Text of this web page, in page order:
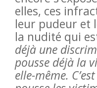
elles, ces
leur pudeur et
la nudité qui
déjà une
pousse déjà la
elle-même.